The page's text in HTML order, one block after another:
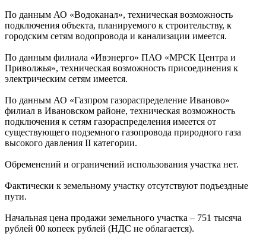
По данным АО «Водоканал», техническая возможность
подключения объекта, планируемого к строительству, к
городским сетям водопровода и канализации имеется.
По данным филиала «Ивэнерго» ПАО «МРСК Центра и
Приволжья», техническая возможность присоединения к
электрическим сетям имеется.
По данным АО «Газпром газораспределение Иваново»
филиал в Ивановском районе, техническая возможность
подключения к сетям газораспределения имеется от
существующего подземного газопровода природного газа
высокого давления II категории.
Обременений и ограничений использования участка нет.
Фактически к земельному участку отсутствуют подъездные
пути.
Начальная цена продажи земельного участка – 751 тысяча
рублей 00 копеек рублей (НДС не облагается).